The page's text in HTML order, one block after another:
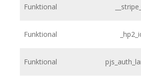
Funktional
Funktional
Funktional